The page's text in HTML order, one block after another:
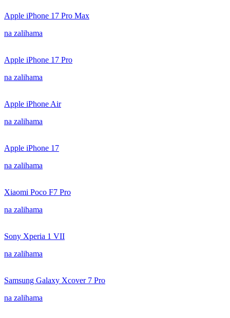
Apple iPhone 17 Pro Max
na zalihama
Apple iPhone 17 Pro
na zalihama
Apple iPhone Air
na zalihama
Apple iPhone 17
na zalihama
Xiaomi Poco F7 Pro
na zalihama
Sony Xperia 1 VII
na zalihama
Samsung Galaxy Xcover 7 Pro
na zalihama